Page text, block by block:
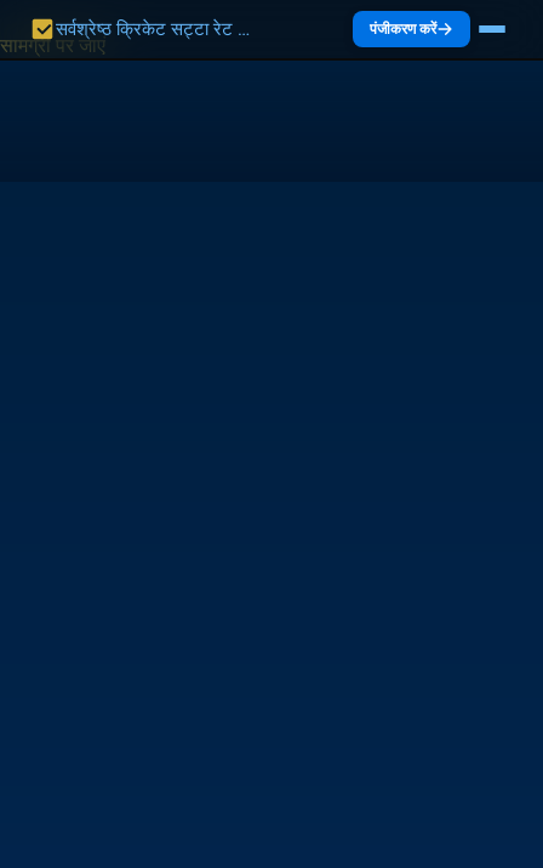
सामग्री पर जाएं
सर्वश्रेष्ठ क्रिकेट सट्टा रेट भारत 2027 | भारत गाइड पंजीकरण करें